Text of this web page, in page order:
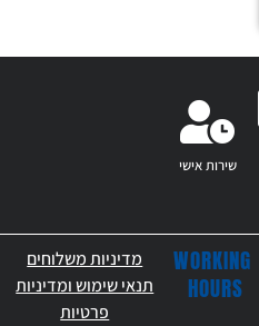
שירות אישי
WORKING
HOURS
מדיניות משלוחים
תנאי שימוש ומדיניות
פרטיות